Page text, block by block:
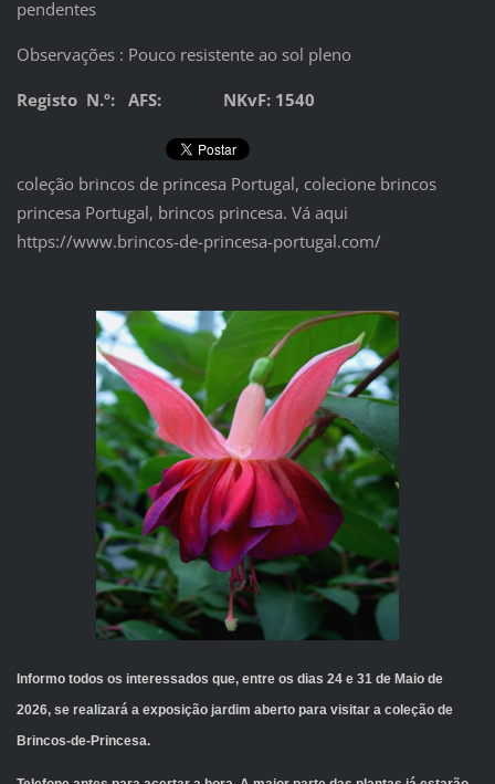
pendentes
Observações : Pouco resistente ao sol pleno
Registo N.º: AFS: NKvF: 1540
coleção brincos de princesa Portugal, colecione brincos
princesa Portugal, brincos princesa. Vá aqui
https://www.brincos-de-princesa-portugal.com/
Informo todos os interessados que, entre os dias 24 e 31 de Maio de
2026, se realizará a exposição jardim aberto para visitar a coleção de
Brincos-de-Princesa.